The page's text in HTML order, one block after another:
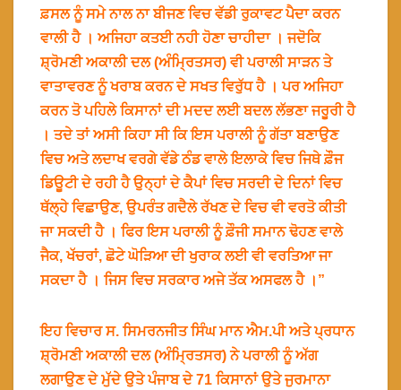
ਫ਼ਸਲ ਨੂੰ ਸਮੇ ਨਾਲ ਨਾ ਬੀਜਣ ਵਿਚ ਵੱਡੀ ਰੁਕਾਵਟ ਪੈਦਾ ਕਰਨ
ਵਾਲੀ ਹੈ । ਅਜਿਹਾ ਕਤਈ ਨਹੀ ਹੋਣਾ ਚਾਹੀਦਾ । ਜਦੋਕਿ
ਸ਼੍ਰੋਮਣੀ ਅਕਾਲੀ ਦਲ (ਅੰਮ੍ਰਿਤਸਰ) ਵੀ ਪਰਾਲੀ ਸਾੜਨ ਤੇ
ਵਾਤਾਵਰਣ ਨੂੰ ਖਰਾਬ ਕਰਨ ਦੇ ਸਖਤ ਵਿਰੁੱਧ ਹੈ । ਪਰ ਅਜਿਹਾ
ਕਰਨ ਤੋ ਪਹਿਲੇ ਕਿਸਾਨਾਂ ਦੀ ਮਦਦ ਲਈ ਬਦਲ ਲੱਭਣਾ ਜਰੂਰੀ ਹੈ
। ਤਦੇ ਤਾਂ ਅਸੀ ਕਿਹਾ ਸੀ ਕਿ ਇਸ ਪਰਾਲੀ ਨੂੰ ਗੱਤਾ ਬਣਾਉਣ
ਵਿਚ ਅਤੇ ਲਦਾਖ ਵਰਗੇ ਵੱਡੇ ਠੰਡ ਵਾਲੇ ਇਲਾਕੇ ਵਿਚ ਜਿਥੇ ਫ਼ੌਜ
ਡਿਊਟੀ ਦੇ ਰਹੀ ਹੈ ਉਨ੍ਹਾਂ ਦੇ ਕੈਪਾਂ ਵਿਚ ਸਰਦੀ ਦੇ ਦਿਨਾਂ ਵਿਚ
ਥੱਲ੍ਹੇ ਵਿਛਾਉਣ, ਉਪਰੰਤ ਗਦੈਲੇ ਰੱਖਣ ਦੇ ਵਿਚ ਵੀ ਵਰਤੋ ਕੀਤੀ
ਜਾ ਸਕਦੀ ਹੈ । ਫਿਰ ਇਸ ਪਰਾਲੀ ਨੂੰ ਫ਼ੌਜੀ ਸਮਾਨ ਢੋਹਣ ਵਾਲੇ
ਜੈਕ, ਖੱਚਰਾਂ, ਛੋਟੇ ਘੋੜਿਆ ਦੀ ਖੁਰਾਕ ਲਈ ਵੀ ਵਰਤਿਆ ਜਾ
ਸਕਦਾ ਹੈ । ਜਿਸ ਵਿਚ ਸਰਕਾਰ ਅਜੇ ਤੱਕ ਅਸਫਲ ਹੈ ।”
ਇਹ ਵਿਚਾਰ ਸ. ਸਿਮਰਨਜੀਤ ਸਿੰਘ ਮਾਨ ਐਮ.ਪੀ ਅਤੇ ਪ੍ਰਧਾਨ
ਸ਼੍ਰੋਮਣੀ ਅਕਾਲੀ ਦਲ (ਅੰਮ੍ਰਿਤਸਰ) ਨੇ ਪਰਾਲੀ ਨੂੰ ਅੱਗ
ਲਗਾਉਣ ਦੇ ਮੁੱਦੇ ਉਤੇ ਪੰਜਾਬ ਦੇ 71 ਕਿਸਾਨਾਂ ਉਤੇ ਜੁਰਮਾਨਾ